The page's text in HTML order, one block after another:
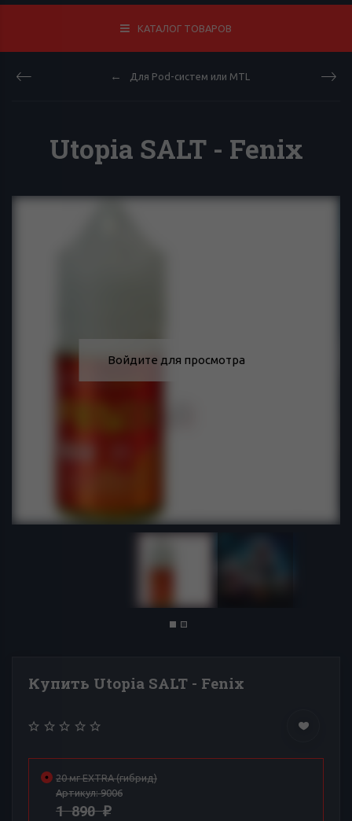
КАТАЛОГ ТОВАРОВ
Для Pod-систем или MTL
Utopia SALT - Fenix
Войдите для просмотра
Купить Utopia SALT - Fenix
20 мг EXTRA (гибрид)
Артикул:9006
1 890₽